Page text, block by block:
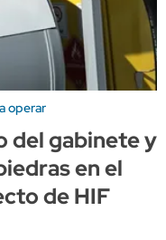
operar
del gabinete y
en el
de HIF